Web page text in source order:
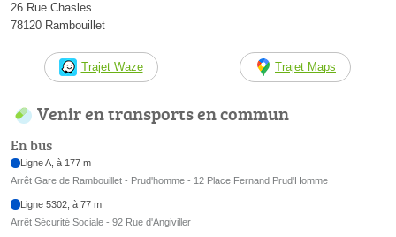
26 Rue Chasles
78120 Rambouillet
Trajet Waze Trajet Maps
Venir en transports en commun
En bus
Ligne A, à 177 m
Arrêt Gare de Rambouillet - Prud'homme - 12 Place Fernand Prud'Homme
Ligne 5302, à 77 m
Arrêt Sécurité Sociale - 92 Rue d'Angiviller